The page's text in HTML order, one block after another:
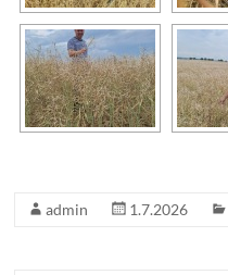
admin 1.7.2026